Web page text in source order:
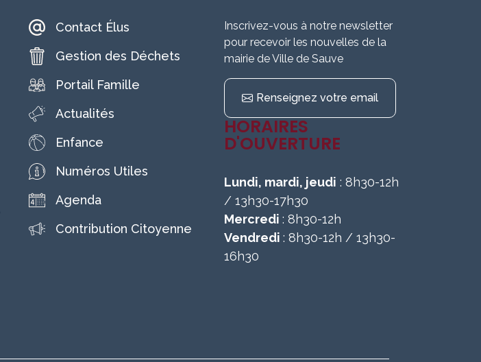
Contact Élus
Gestion des Déchets
Portail Famille
Actualités
Enfance
Numéros Utiles
Agenda
Contribution Citoyenne
Inscrivez-vous à notre newsletter
pour recevoir les nouvelles de la
mairie de Ville de Sauve
Renseignez votre email
HORAIRES
D'OUVERTURE
Lundi, mardi, jeudi : 8h30-12h
/ 13h30-17h30
Mercredi : 8h30-12h
Vendredi : 8h30-12h / 13h30-
16h30